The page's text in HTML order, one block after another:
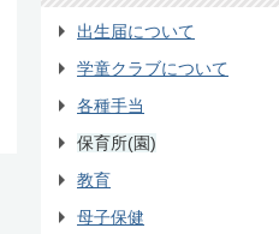
出生届について
学童クラブについて
各種手当
保育所(園)
教育
母子保健